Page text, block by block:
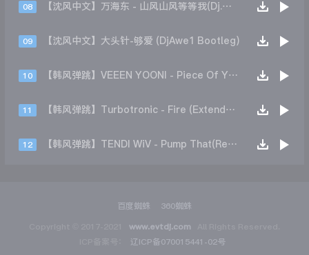
08 【沈风中文】万海东 - 山风山风等等我(Dj.阿洋 Extended Mix)
09 【沈风中文】大头针-够爱 (DjAwe1 Bootleg)
10 【韩风弹跳】VEEEN YOONI - Piece Of Your Heart (Remix)
11 【韩风弹跳】Turbotronic - Fire (Extended Mix)
12 【韩风弹跳】TENDI WiV - Pump That(Remix)
百度蜘蛛 360蜘蛛
www.evtdj.com
辽ICP备070015441-02号